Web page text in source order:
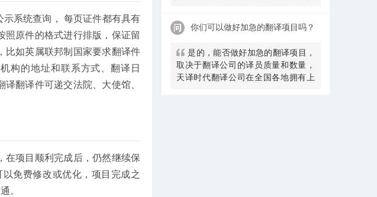
系统查询， 每页证件都有具有
照原件的格式进行排版，保证留
比如英属联邦制国家要求翻译件
构的地址和联系方式、翻译日
翻译件可递交法院、大使馆、
在项目顺利完成后，仍然继续保
免费修改或优化，项目完成之
。
翻译公司有很多专业语料库是不可以
外带的司，因此，译员上门翻译，效
务费，笔译翻译证件类翻译大多采用
线上翻译。但客户实在需要，我们一
定会配合。
你们可以做好加急的翻译项目吗？
是的，能否做好加急的翻译项目，
取决于翻译公司的译员质量和数量，
天译时代翻译公司在全国各地拥有上